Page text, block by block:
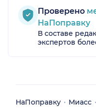
Проверено
НаПоправку
В составе
экспертов
НаПоправку Миасс